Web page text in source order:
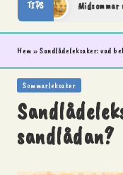
a
b
a
t
börjar
och
fantasin
tar
vid
TIPS Midsommar
Hem » Sandlådeleksaker: vad
Posted
in
Sommarleksaker
sandlådan?